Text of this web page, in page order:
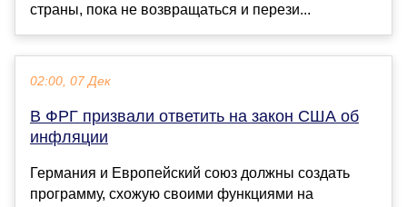
страны, пока не возвращаться и перези...
02:00, 07 Дек
В ФРГ призвали ответить на закон США об
инфляции
Германия и Европейский союз должны создать
программу, схожую своими функциями на